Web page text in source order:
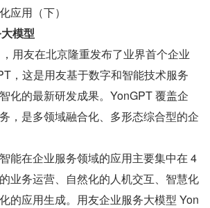
应用（下）
模型
用友在北京隆重发布了业界首个企业
，这是用友基于数字和智能技术服务
化的最新研发成果。YonGPT 覆盖企
，是多领域融合化、多形态综合型的企
能在企业服务领域的应用主要集中在 4
业务运营、自然化的人机交互、智慧化
的应用生成。用友企业服务大模型 Yon